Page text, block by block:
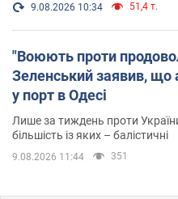
9.08.2026 10:34 51,4 т.
"Воюють проти
Зеленський заявив, що
у порт в Одесі
Лише за тиждень проти
більшість із яких – балістичні
9.08.2026 11:44 351